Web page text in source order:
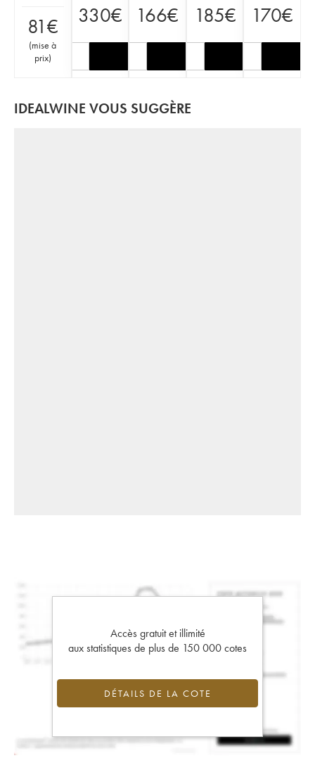
81€
(mise à
prix)
330€ 166€ 185€ 170€
IDEALWINE VOUS SUGGÈRE
Accès gratuit et illimité
aux statistiques de plus de 150 000 cotes
DÉTAILS DE LA COTE